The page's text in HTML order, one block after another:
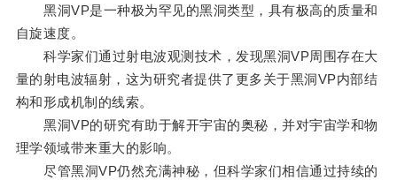
黑洞VP是一种极为罕见的黑洞类型，具有极高的质量和
自旋速度。
科学家们通过射电波观测技术，发现黑洞VP周围存在大
量的射电波辐射，这为研究者提供了更多关于黑洞VP内部结
构和形成机制的线索。
黑洞VP的研究有助于解开宇宙的奥秘，并对宇宙学和物
理学领域带来重大的影响。
尽管黑洞VP仍然充满神秘，但科学家们相信通过持续的